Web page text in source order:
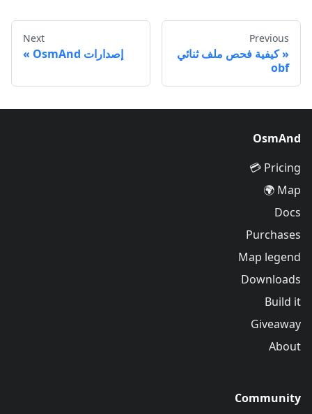
Previous
كيفية فحص ملف ثنائي
obf
Next
إصدارات OsmAnd
OsmAnd
Pricing 💳
Map 🌍
Docs
Purchases
Map legend
Downloads
Build it
Giveaway
About
Community